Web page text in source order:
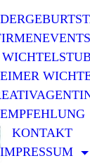
EMPFEHLUNG
KONTAKT
IMPRESSUM